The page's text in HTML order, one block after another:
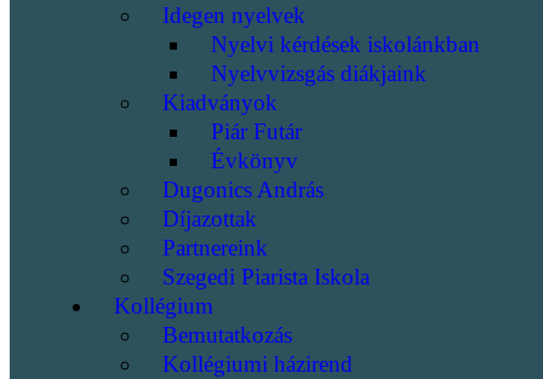
Idegen nyelvek
Nyelvi kérdések iskolánkban
Nyelvvizsgás diákjaink
Kiadványok
Piár Futár
Évkönyv
Dugonics András
Díjazottak
Partnereink
Szegedi Piarista Iskola
Kollégium
Bemutatkozás
Kollégiumi házirend